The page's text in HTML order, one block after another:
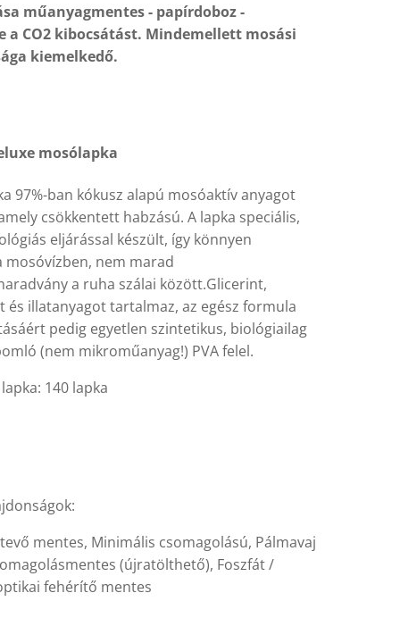
műanyagmentes - papírdoboz -
a CO2 kibocsátást. Mindemellett mosási
kiemelkedő.
mosólapka
97%-ban kókusz alapú mosóaktív anyagot
csökkentett habzású. A lapka speciális,
eljárással készült, így könnyen
mosóvízben, nem marad
a ruha szálai között.Glicerint,
és illatanyagot tartalmaz, az egész formula
pedig egyetlen szintetikus, biológiailag
(nem mikroműanyag!) PVA felel.
140 lapka
mentes, Minimális csomagolású, Pálmavaj
(újratölthető), Foszfát /
fehérítő mentes